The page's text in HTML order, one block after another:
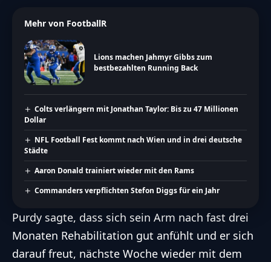
Mehr von FootballR
Lions machen Jahmyr Gibbs zum
bestbezahlten Running Back
Colts verlängern mit Jonathan Taylor: Bis zu 47 Millionen
Dollar
NFL Football Fest kommt nach Wien und in drei deutsche
Städte
Aaron Donald trainiert wieder mit den Rams
Commanders verpflichten Stefon Diggs für ein Jahr
Purdy sagte, dass sich sein Arm nach fast drei
Monaten Rehabilitation gut anfühlt und er sich
darauf freut, nächste Woche wieder mit dem